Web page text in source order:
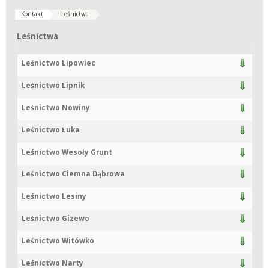
Kontakt Leśnictwa
Leśnictwa
Leśnictwa
Leśnictwo Lipowiec
Leśnictwo Lipnik
Leśnictwo Nowiny
Leśnictwo Łuka
Leśnictwo Wesoły Grunt
Leśnictwo Ciemna Dąbrowa
Leśnictwo Lesiny
Leśnictwo Gizewo
Leśnictwo Witówko
Leśnictwo Narty